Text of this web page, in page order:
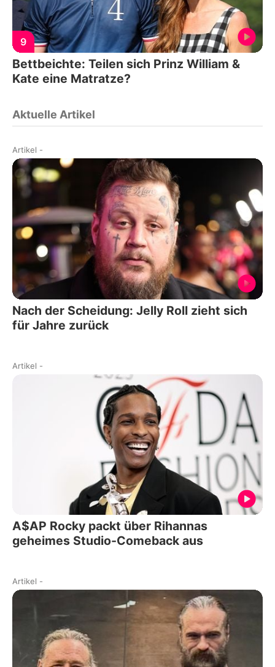
9
Bettbeichte: Teilen sich Prinz William &
Kate eine Matratze?
Aktuelle Artikel
Artikel -
Nach der Scheidung: Jelly Roll zieht sich
für Jahre zurück
Artikel -
A$AP Rocky packt über Rihannas
geheimes Studio-Comeback aus
Artikel -